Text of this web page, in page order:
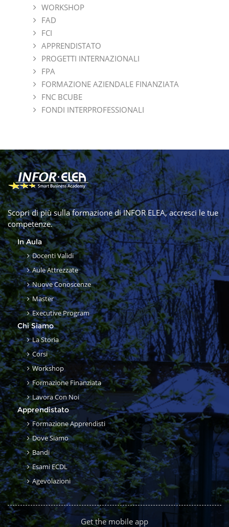
WORKSHOP
FAD
FCI
APPRENDISTATO
PROGETTI INTERNAZIONALI
FPA
FORMAZIONE AZIENDALE FINANZIATA
FNC BCUBE
FONDI INTERPROFESSIONALI
Scopri di più sulla formazione di INFOR ELEA, accresci le tue
competenze.
In Aula
Docenti Validi
Aule Attrezzate
Nuove Conoscenze
Master
Executive Program
Chi Siamo
La Storia
Corsi
Workshop
Formazione Finanziata
Lavora Con Noi
Apprendistato
Formazione Apprendisti
Dove Siamo
Bandi
Esami ECDL
Agevolazioni
Get the mobile app